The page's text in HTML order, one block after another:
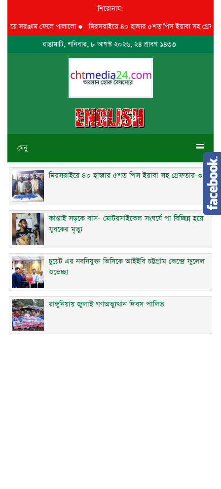
শিরোনাম:
সরঞ্জাম ফেলে পালালো●মিরসরাইয়ে ৪০ হাজার ৫শত পিস ইয়াবা সহ গ্রেফতার-৩
রাঙামাটি, শনিবার, ৮ আগস্ট ২০২৬, ২৪ শ্রাবণ ১৪৩৩
মেনু
মিরসরাইয়ে ৪০ হাজার ৫শত পিস ইয়াবা সহ গ্রেফতার-৩
কাপ্তাই সড়কে বাস- মোটরসাইকেল সংঘর্ষে পা বিচ্ছিন্ন হয়ে
যুবকের মৃত্যু
চুয়েট এর নবনিযুক্ত ভিসিকে আইইবি চট্টগ্রাম কেন্দ্রে ফুলেল
শুভেচ্ছা
রাঙ্গুনিয়ায় জুলাই গণঅভ্যুত্থান দিবস পালিত